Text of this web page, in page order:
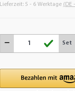
Lieferzeit: 5 - 6 Werktage (DE
Set